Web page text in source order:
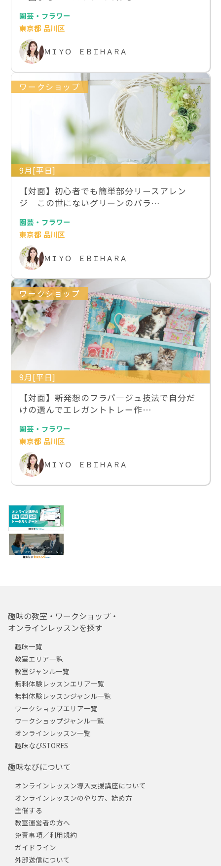
園芸・フラワー
東京都 品川区
ＭＩＹＯ ＥＢＩＨＡＲＡ
ワークショップ
9月[平日]
【対面】初心者でも簡単部分リースアレン
ジ この世にないグリーンのバラ…
園芸・フラワー
東京都 品川区
ＭＩＹＯ ＥＢＩＨＡＲＡ
ワークショップ
9月[平日]
【対面】新発想のフラパ―ジュ技法で自分だ
けの選んでエレガントトレー作…
園芸・フラワー
東京都 品川区
ＭＩＹＯ ＥＢＩＨＡＲＡ
趣味の教室・ワークショップ・
オンラインレッスンを探す
趣味一覧
教室エリア一覧
教室ジャンル一覧
無料体験レッスンエリア一覧
無料体験レッスンジャンル一覧
ワークショップエリア一覧
ワークショップジャンル一覧
オンラインレッスン一覧
趣味なびSTORES
趣味なびについて
オンラインレッスン導入支援講座について
オンラインレッスンのやり方、始め方
主催する
教室運営者の方へ
免責事項／利用規約
ガイドライン
外部送信について